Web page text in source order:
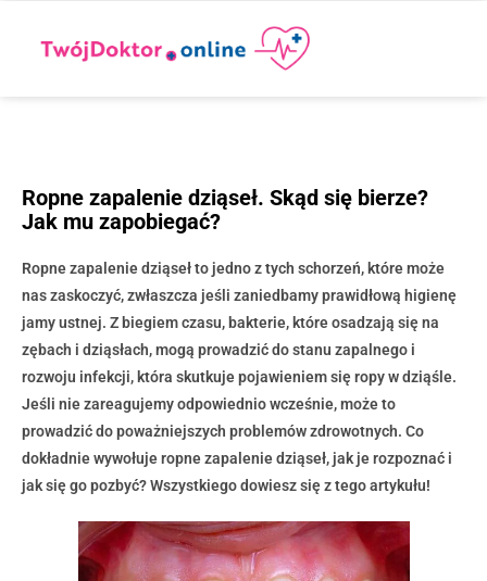
Ropne zapalenie dziąseł. Skąd się bierze?
Jak mu zapobiegać?
Ropne zapalenie dziąseł to jedno z tych schorzeń, które może
nas zaskoczyć, zwłaszcza jeśli zaniedbamy prawidłową higienę
jamy ustnej. Z biegiem czasu, bakterie, które osadzają się na
zębach i dziąsłach, mogą prowadzić do stanu zapalnego i
rozwoju infekcji, która skutkuje pojawieniem się ropy w dziąśle.
Jeśli nie zareagujemy odpowiednio wcześnie, może to
prowadzić do poważniejszych problemów zdrowotnych. Co
dokładnie wywołuje ropne zapalenie dziąseł, jak je rozpoznać i
jak się go pozbyć? Wszystkiego dowiesz się z tego artykułu!